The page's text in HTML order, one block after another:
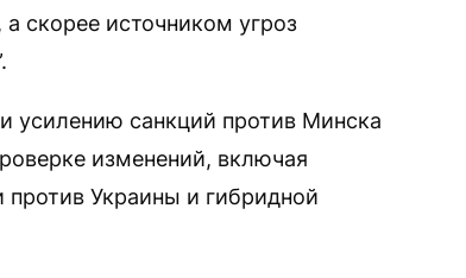
скорее источником угроз
усилению санкций против Минска
изменений, включая
против Украины и гибридной